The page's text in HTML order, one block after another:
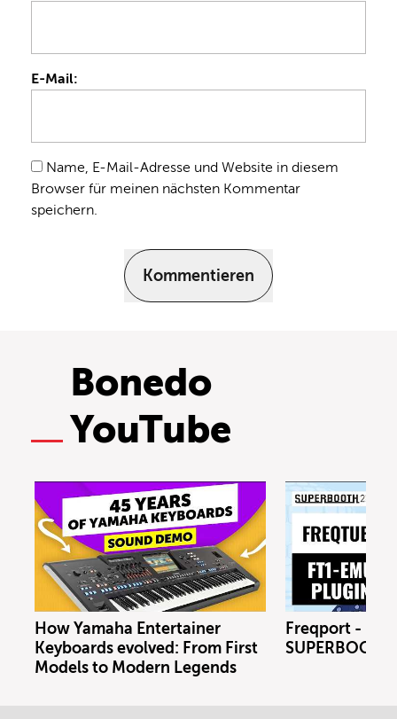
E-Mail:
Name, E-Mail-Adresse und Website in diesem
Browser für meinen nächsten Kommentar
speichern.
Kommentieren
Bonedo
YouTube
How Yamaha Entertainer
Keyboards evolved: From First
Models to Modern Legends
Freqport -